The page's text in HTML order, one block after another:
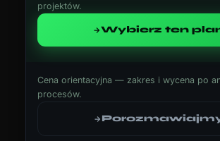
projektów.
Wybierz ten
Cena orientacyjna — zakres i wycena po
procesów.